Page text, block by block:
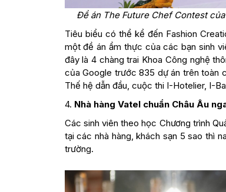
Đề án The Future Chef Contest
Tiêu biểu có thể kể đến Fashion
một đề án ẩm thực của các bạn sinh
đây là 4 chàng trai Khoa Công nghệ
của Google trước 835 dự án trên toàn
Thế hệ dẫn đầu, cuộc thi I-Hotelier, I-
4. Nhà hàng Vatel chuẩn Châu Âu
Các sinh viên theo học Chương trình
tại các nhà hàng, khách sạn 5 sao thì
trường.